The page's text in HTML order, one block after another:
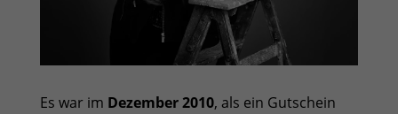
Es war im Dezember 2010, als ein Gutschein